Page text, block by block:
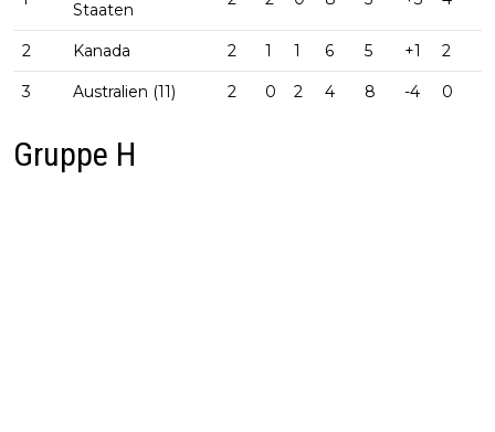
Staaten
2 Kanada 2 1 1 6 5 +1 2
3 Australien (11) 2 0 2 4 8 -4 0
Gruppe H